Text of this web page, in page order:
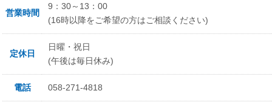
営業時間
9：30～13：00
(16時以降をご希望の方はご相談ください)
定休日
日曜・祝日
(午後は毎日休み)
電話 058-271-4818